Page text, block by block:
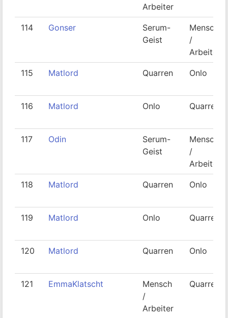
Arbeiter
114 Gonser
Serum-
Geist
Mensch
/
Arbeiter
115 Matlord Quarren Onlo
116 Matlord Onlo Quarren
117 Odin
Serum-
Geist
Mensch
/
Arbeiter
118 Matlord Quarren Onlo
119 Matlord Onlo Quarren
120 Matlord Quarren Onlo
121 EmmaKlatscht
Mensch
/
Arbeiter
Quarren